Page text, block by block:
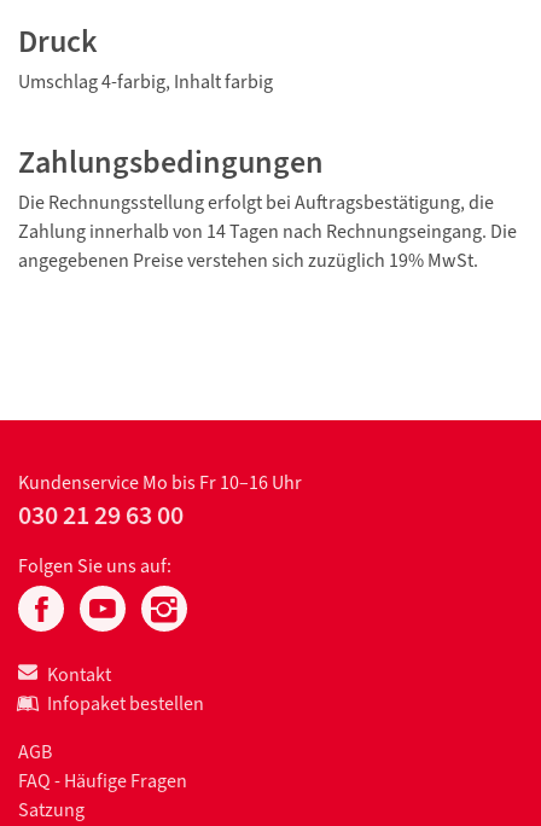
Druck
Umschlag 4-farbig, Inhalt farbig
Zahlungsbedingungen
Die Rechnungsstellung erfolgt bei Auftragsbestätigung, die
Zahlung innerhalb von 14 Tagen nach Rechnungseingang. Die
angegebenen Preise verstehen sich zuzüglich 19% MwSt.
KundenserviceMo bis Fr 10–16 Uhr
030 21 29 63 00
Folgen Sie uns auf:
Kontakt
Infopaket bestellen
AGB
FAQ - Häufige Fragen
Satzung